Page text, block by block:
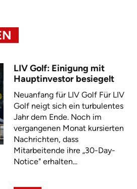
LIV Golf: Einigung mit
Hauptinvestor besiegelt
Neuanfang für LIV Golf Für LIV
Golf neigt sich ein turbulentes
Jahr dem Ende. Noch im
vergangenen Monat kursierten
Nachrichten, dass
Mitarbeitende ihre „30-Day-
Notice" erhalten...